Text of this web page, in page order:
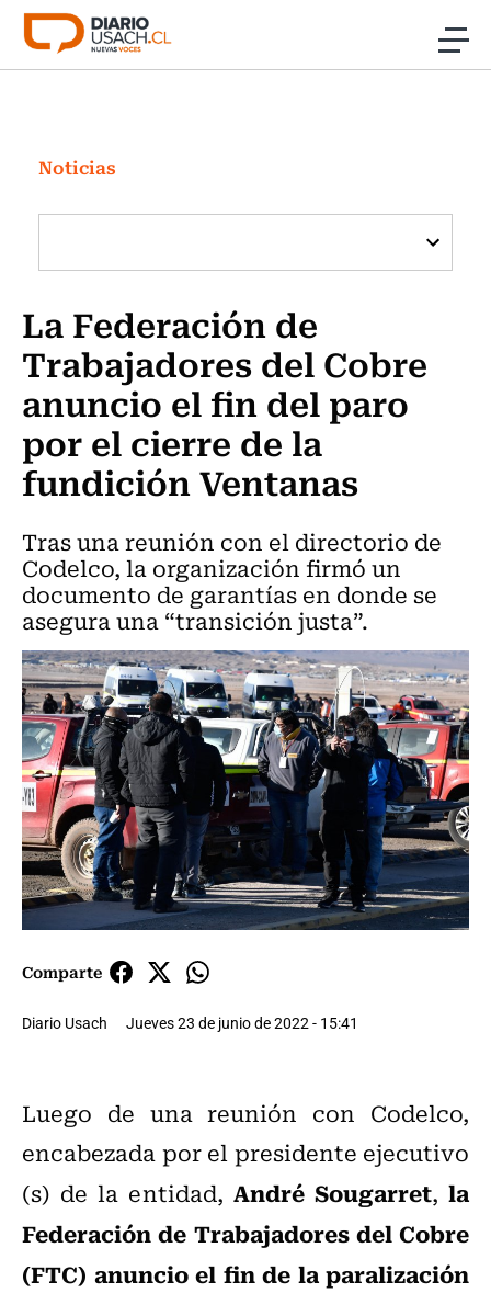
Click acá para ir directamente al contenido
Investigación
Cultura
Programas Radio y TV Usach
Noticias
La Federación de
Trabajadores del Cobre
anuncio el fin del paro
por el cierre de la
fundición Ventanas
Tras una reunión con el directorio de
Codelco, la organización firmó un
documento de garantías en donde se
asegura una “transición justa”.
Comparte
Diario Usach Jueves 23 de junio de 2022 - 15:41
Luego de una reunión con Codelco,
encabezada por el presidente ejecutivo
(s) de la entidad, André Sougarret,la
Federación de Trabajadores del Cobre
(FTC) anuncio el fin de la paralización